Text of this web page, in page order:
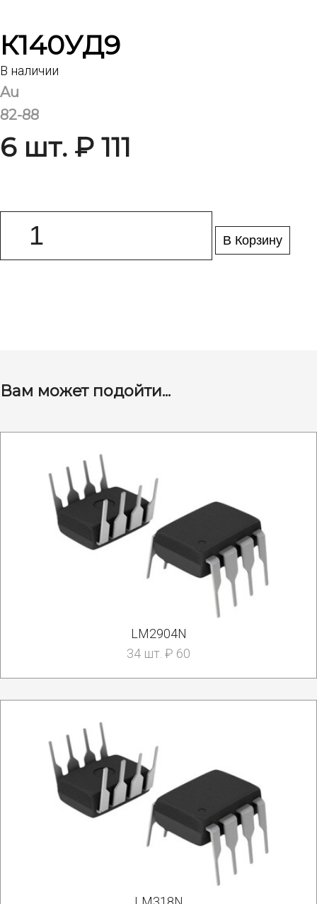
К140УД9
В наличии
Au
82-88
6 шт. ₽ 111
В Корзину
Вам может подойти...
LM2904N
34 шт. ₽ 60